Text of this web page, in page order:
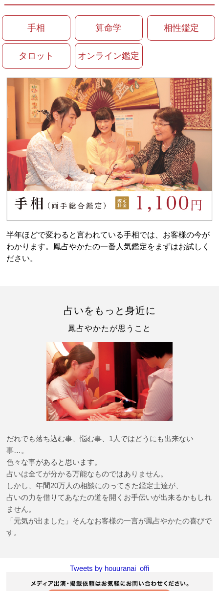
手相 算命学 相性鑑定
タロット オンライン鑑定
半年ほどで変わると言われている手相では、お客様の今が
わかります。鳳占やかたの一番人気鑑定をまずはお試しく
ださい。
占いをもっと身近に
鳳占やかたが思うこと
だれでも落ち込む事、悩む事、1人ではどうにも出来ない
事…。
色々な事があると思います。
占いは全てが分かる万能なものではありません。
しかし、年間20万人の相談にのってきた鑑定士達が、
占いの力を借りてあなたの道を開くお手伝いが出来るかもしれ
ません。
「元気が出ました」そんなお客様の一言が鳳占やかたの喜びで
す。
Tweets by houuranai_offi